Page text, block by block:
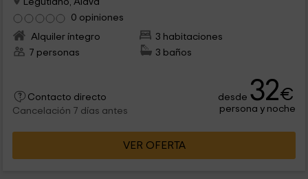
0 opiniones
Alquiler íntegro
3 habitaciones
7 personas
3 baños
Contacto directo
Cancelación 7 días antes
desde 32€
persona y noche
VER OFERTA